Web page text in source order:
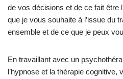
de vos décisions et de ce fait être
que je vous souhaite à l’issue du
ensemble et de ce que je peux
En travaillant avec un
l’hypnose et la thérapie cognitive,